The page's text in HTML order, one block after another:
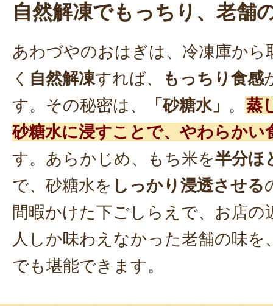
自然解凍でもっちり、老舗
あわづやのおはぎは、冷凍庫から
く 自然解凍すれば、 もっちり食感
す。その秘密は、
「砂糖水」 。 蒸
砂糖水に浸すことで、やわらかい
す。あらかじめ、もち米を半分ほ
で、砂糖水を しっかり浸透させる
間暇かけた下ごしらえで、お店の
人しか味わえなかった老舗の味を
でも堪能できます。